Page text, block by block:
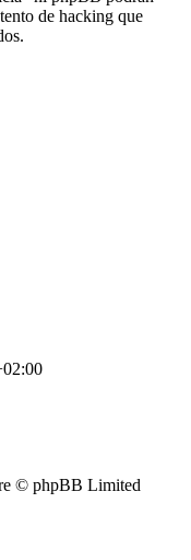
de hacking que
© phpBB Limited